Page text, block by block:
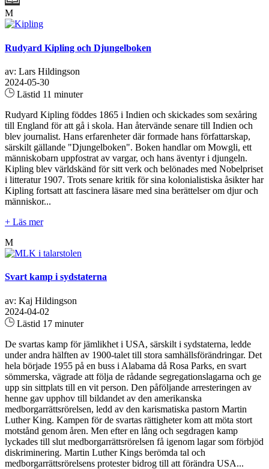
M
Rudyard Kipling och Djungelboken
av: Lars Hildingson
2024-05-30
Lästid 11 minuter
Rudyard Kipling föddes 1865 i Indien och skickades som sexåring
till England för att gå i skola. Han återvände senare till Indien och
blev journalist. Hans erfarenheter där formade hans författarskap,
särskilt gällande "Djungelboken". Boken handlar om Mowgli, ett
människobarn uppfostrat av vargar, och hans äventyr i djungeln.
Kipling blev världskänd för sitt verk och belönades med Nobelpriset
i litteratur 1907. Trots senare kritik för sina kolonialistiska åsikter har
Kipling fortsatt att fascinera läsare med sina berättelser om djur och
människor...
+ Läs mer
M
Svart kamp i sydstaterna
av: Kaj Hildingson
2024-04-02
Lästid 17 minuter
De svartas kamp för jämlikhet i USA, särskilt i sydstaterna, ledde
under andra hälften av 1900-talet till stora samhällsförändringar. Det
hela började 1955 på en buss i Alabama då Rosa Parks, en svart
sömmerska, vägrade att följa de rådande segregationslagarna och ge
upp sin sittplats till en vit person. Den påföljande arresteringen av
henne gav upphov till bildandet av den amerikanska
medborgarrättsrörelsen, ledd av den karismatiska pastorn Martin
Luther King. Kampen för de svartas rättigheter kom att möta stort
motstånd genom åren. Men efter en lång och segdragen kamp
lyckades till slut medborgarrättsrörelsen få igenom lagar som förbjöd
diskriminering. Martin Luther Kings berömda tal och
medborgarrättsrörelsens protester bidrog till att förändra USA...